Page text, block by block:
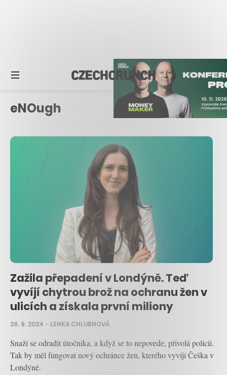
eNOugh
Zažila přepadení v Londýně. Teď
vyvíjí chytrou brož na ochranu žen v
ulicích a získala první miliony
29. 9. 2024 – LENKA CHLUBNOVÁ
Snaží se odradit útočníka, a když se to nepovede, přivolá policii.
Tak by měl fungovat nový ochránce žen, kterého vyvíjí Češka v
Londýně.